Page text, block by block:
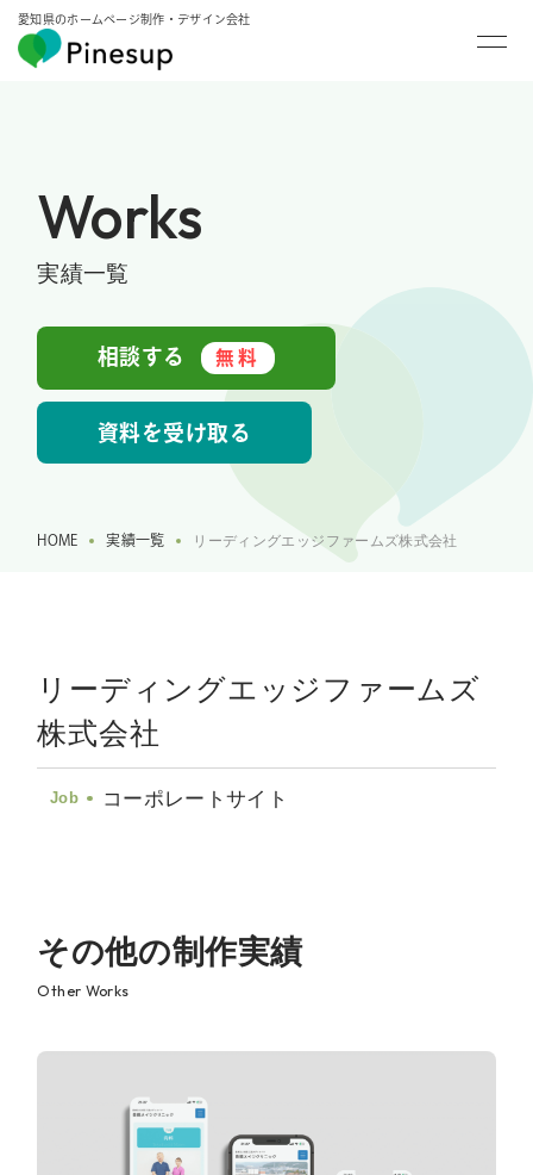
愛知県のホームページ制作・デザイン会社
Works
実績一覧
相談する 無料
資料を受け取る
HOME 実績一覧 リーディングエッジファームズ株式会社
リーディングエッジファームズ
株式会社
Job コーポレートサイト
その他の制作実績
Other Works